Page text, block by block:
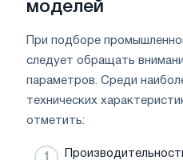
моделей
При подборе
следует обращать
параметров. Среди
технических
отметить: